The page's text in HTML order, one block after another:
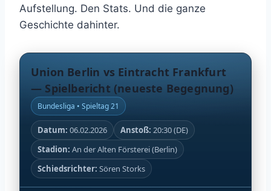
Aufstellung. Den Stats. Und die ganze
Geschichte dahinter.
Union Berlin vs Eintracht Frankfurt
— Spielbericht (neueste Begegnung)
Bundesliga • Spieltag 21
Datum: 06.02.2026 Anstoß: 20:30 (DE)
Stadion: An der Alten Försterei (Berlin)
Schiedsrichter: Sören Storks